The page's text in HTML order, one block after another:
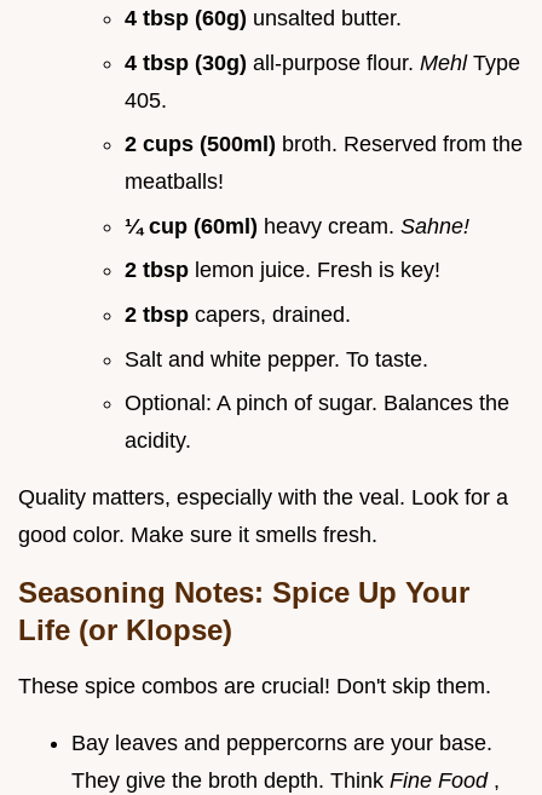
4 tbsp (60g) unsalted butter.
4 tbsp (30g) all-purpose flour. Mehl Type
405.
2 cups (500ml) broth. Reserved from the
meatballs!
¼ cup (60ml) heavy cream. Sahne!
2 tbsp lemon juice. Fresh is key!
2 tbsp capers, drained.
Salt and white pepper. To taste.
Optional: A pinch of sugar. Balances the
acidity.
Quality matters, especially with the veal. Look for a
good color. Make sure it smells fresh.
Seasoning Notes: Spice Up Your
Life (or Klopse)
These spice combos are crucial! Don't skip them.
Bay leaves and peppercorns are your base.
They give the broth depth. Think Fine Food ,